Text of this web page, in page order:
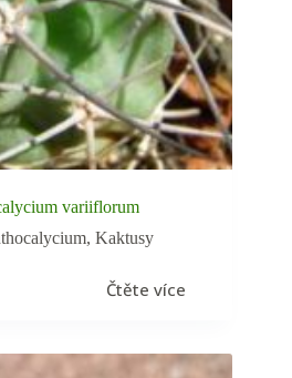
variiflorum
,Kaktusy
Čtěte více